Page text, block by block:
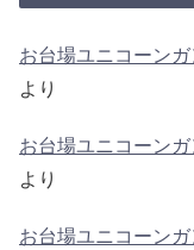
お台場ユニコーン
より
お台場ユニコーン
より
お台場ユニコーン